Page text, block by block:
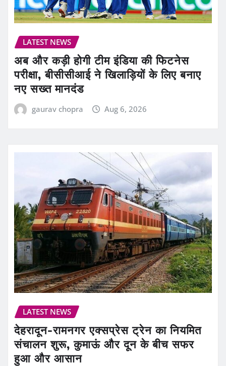
LATEST NEWS
अब और कड़ी होगी टीम इंडिया की फिटनेस
परीक्षा, बीसीसीआई ने खिलाड़ियों के लिए बनाए
नए सख्त मानदंड
gaurav chopra Aug 6, 2026
LATEST NEWS
देहरादून-रामनगर एक्सप्रेस ट्रेन का नियमित
संचालन शुरू, कुमाऊं और दून के बीच सफर
हुआ और आसान